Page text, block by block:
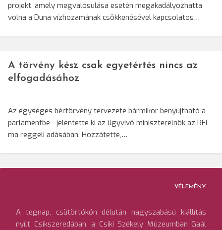
projekt, amely megvalósulása esetén megakadályozhatta
volna a Duna vízhozamának csökkenésével kapcsolatos…
A törvény kész csak egyetértés nincs az
elfogadásához
Az egységes bértörvény tervezete bármikor benyújtható a
parlamentbe - jelentette ki az ügyvivő miniszterelnök az RFI
ma reggeli adásában. Hozzátette,…
VÉLEMÉNY
A tegnap, csütörtökön délután nagyszabású kiállítás
nyílt Csíkszeredában, a Csíki Székely Múzeumban Gaál